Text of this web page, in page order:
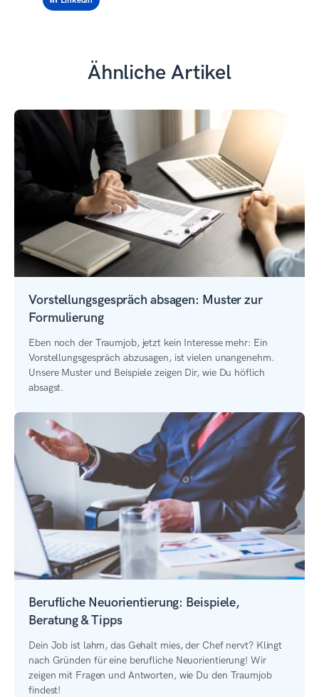
Ähnliche Artikel
Vorstellungsgespräch absagen: Muster zur
Formulierung
Eben noch der Traumjob, jetzt kein Interesse mehr: Ein
Vorstellungsgespräch abzusagen, ist vielen unangenehm.
Unsere Muster und Beispiele zeigen Dir, wie Du höflich
absagst.
Berufliche Neuorientierung: Beispiele,
Beratung & Tipps
Dein Job ist lahm, das Gehalt mies, der Chef nervt? Klingt
nach Gründen für eine berufliche Neuorientierung! Wir
zeigen mit Fragen und Antworten, wie Du den Traumjob
findest!